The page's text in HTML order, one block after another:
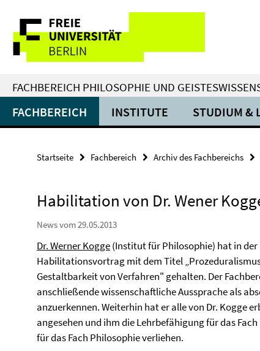
direkt
Inhalt
Service-
Navigation
FACHBEREICH PHILOSOPHIE UND
FACHBEREICH INSTITUTE STUDIUM &
Startseite Fachbereich Archiv des Fachbereichs
Habilitation von Dr. Wener
News vom 29.05.2013
Dr. Werner Kogge(Institut für Philosophie) hat in der
Habilitationsvortrag mit dem Titel
Gestaltbarkeit von Verfahren" gehalten. Der
anschließende wissenschaftliche Aussprache als
anzuerkennen. Weiterhin hat er alle von Dr. Kogge
angesehen und ihm die Lehrbefähigung für das
für das Fach Philosophie verliehen.